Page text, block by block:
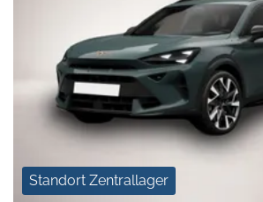
Standort Zentrallager